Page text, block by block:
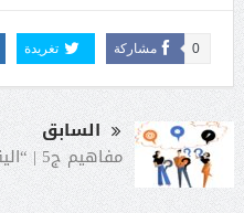
مشاركة 0 تغريدة
السابق
مفاهيم ج5 | “اليقظة الذهنية “